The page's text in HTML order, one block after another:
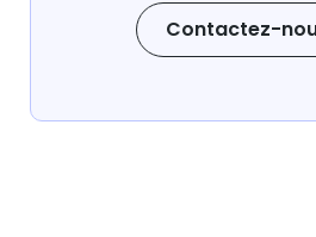
Contactez-